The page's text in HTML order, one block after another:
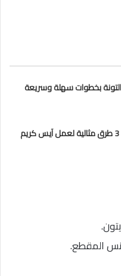
بخطوات سهلة وسريعة
حضريه في دقائق.. 3 طرق مثالية لعمل آيس كريم
المقطع.